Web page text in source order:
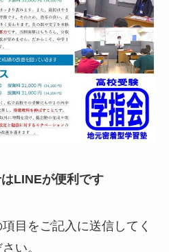
LINEが便利です
目をご記入に送信してく
い。